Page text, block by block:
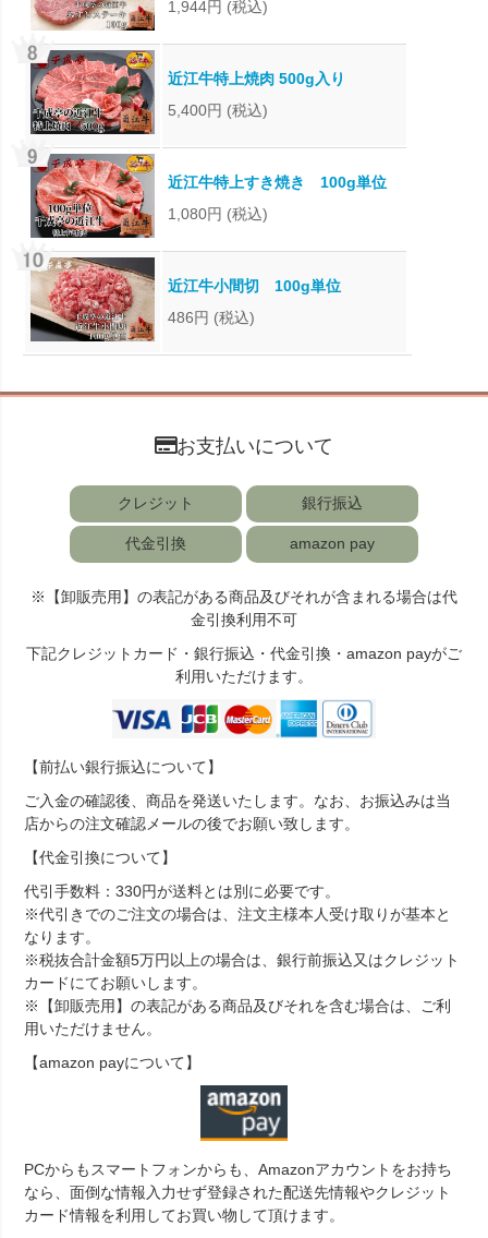
1,944円 (税込)
近江牛特上焼肉 500g入り
5,400円 (税込)
近江牛特上すき焼き 100g単位
1,080円 (税込)
近江牛小間切 100g単位
486円 (税込)
お支払いについて
クレジット 銀行振込
代金引換 amazon pay
※【卸販売用】の表記がある商品及びそれが含まれる場合は代
金引換利用不可
下記クレジットカード・銀行振込・代金引換・amazon payがご
利用いただけます。
【前払い銀行振込について】
ご入金の確認後、商品を発送いたします。なお、お振込みは当
店からの注文確認メールの後でお願い致します。
【代金引換について】
代引手数料：330円が送料とは別に必要です。
※代引きでのご注文の場合は、注文主様本人受け取りが基本と
なります。
※税抜合計金額5万円以上の場合は、銀行前振込又はクレジット
カードにてお願いします。
※【卸販売用】の表記がある商品及びそれを含む場合は、ご利
用いただけません。
【amazon payについて】
PCからもスマートフォンからも、Amazonアカウントをお持ち
なら、面倒な情報入力せず登録された配送先情報やクレジット
カード情報を利用してお買い物して頂けます。